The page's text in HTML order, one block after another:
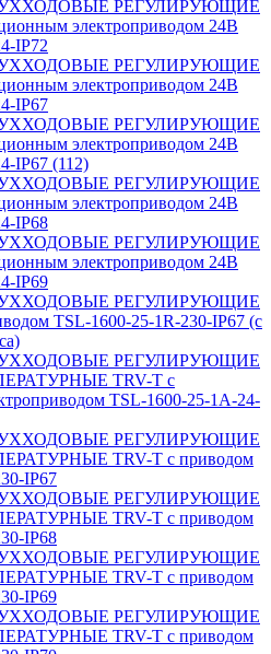
РЕГУЛИРУЮЩИЕ
электроприводом 24В
IP72
РЕГУЛИРУЮЩИЕ
электроприводом 24В
IP67
РЕГУЛИРУЮЩИЕ
электроприводом 24В
IP67 (112)
РЕГУЛИРУЮЩИЕ
электроприводом 24В
IP68
РЕГУЛИРУЮЩИЕ
электроприводом 24В
IP69
РЕГУЛИРУЮЩИЕ
TSL-1600-25-1R-230-IP67 (с
РЕГУЛИРУЮЩИЕ
TRV-T с
TSL-1600-25-1А-24-
РЕГУЛИРУЮЩИЕ
TRV-T с приводом
IP67
РЕГУЛИРУЮЩИЕ
TRV-T с приводом
IP68
РЕГУЛИРУЮЩИЕ
TRV-T с приводом
IP69
РЕГУЛИРУЮЩИЕ
TRV-T с приводом